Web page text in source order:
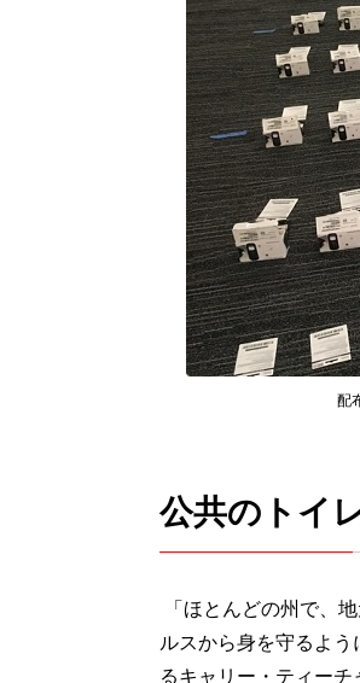
配
公共のトイ
「ほとんどの州で、
ルスから身を守るよ
るキャリー・ティーチ